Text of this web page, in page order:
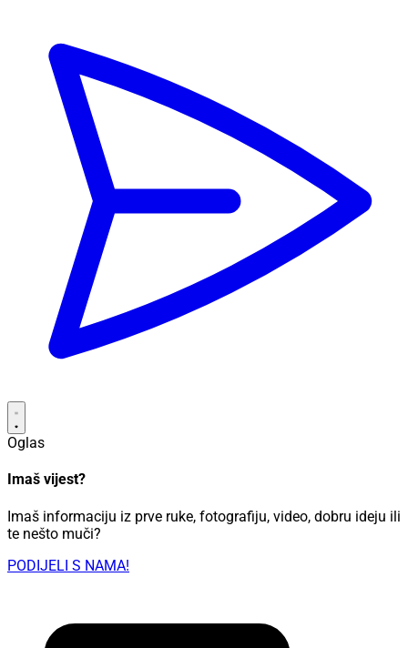
Oglas
Imaš vijest?
Imaš informaciju iz prve ruke, fotografiju, video, dobru ideju ili
te nešto muči?
PODIJELI S NAMA!